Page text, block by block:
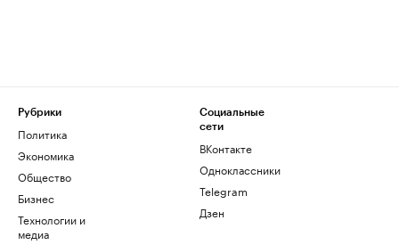
Рубрики
Политика
Экономика
Общество
Бизнес
Технологии и
медиа
Социальные
сети
ВКонтакте
Одноклассники
Telegram
Дзен